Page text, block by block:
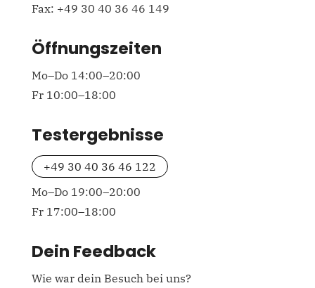
Fax: +49 30 40 36 46 149
Öffnungszeiten
Mo–Do 14:00–20:00
Fr 10:00–18:00
Testergebnisse
+49 30 40 36 46 122
Mo–Do 19:00–20:00
Fr 17:00–18:00
Dein Feedback
Wie war dein Besuch bei uns?